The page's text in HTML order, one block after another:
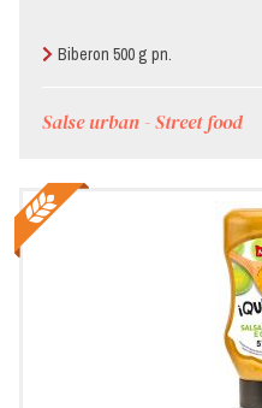
Biberon 500 g pn.
Salse urban - Street food